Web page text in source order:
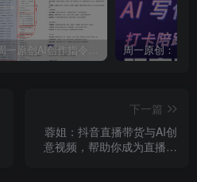
周一原创AI创作指令词：30+个领域赛道的创作提示词集合
下一篇
蓉姐：抖音直播带货与AI创
意视频，帮助你成为直播带